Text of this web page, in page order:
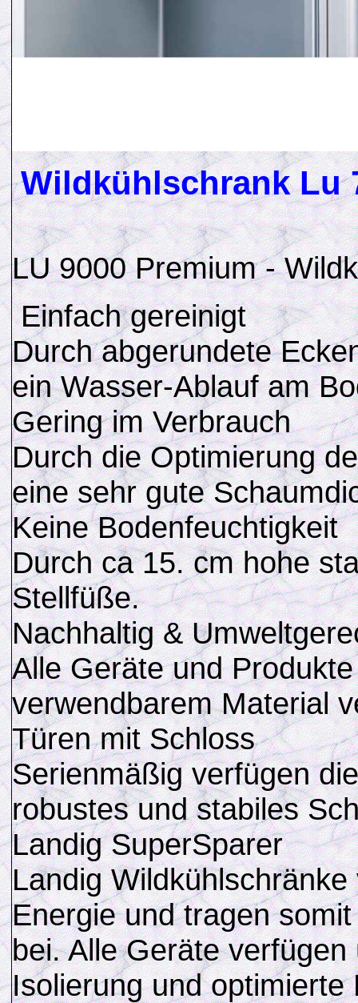
Wildkühlschrank Lu
LU 9000 Premium -
Einfach gereinigt
Durch abgerundete
ein Wasser-Ablauf am
Gering im Verbrauch
Durch die Optimierung
eine sehr gute
Keine Bodenfeuchtigkeit
Durch ca 15. cm hohe
Stellfüße.
Nachhaltig &
Alle Geräte und
verwendbarem Material
Türen mit Schloss
Serienmäßig verfügen
robustes und stabiles
Landig SuperSparer
Landig
Energie und tragen
bei. Alle Geräte
Isolierung und optimierte